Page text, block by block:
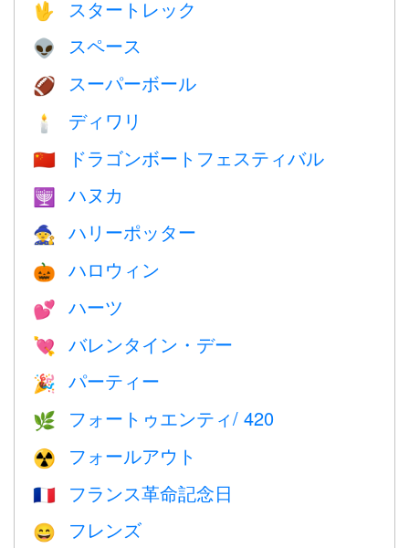
🖖 スタートレック
👽 スペース
🏈 スーパーボール
🕯 ディワリ
🇨🇳 ドラゴンボートフェスティバル
🕎 ハヌカ
🧙 ハリーポッター
🎃 ハロウィン
💕 ハーツ
💘 バレンタイン・デー
🎉 パーティー
🌿 フォートゥエンティ/ 420
☢️ フォールアウト
🇫🇷 フランス革命記念日
😄 フレンズ